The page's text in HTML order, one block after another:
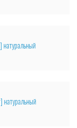
натуральный
натуральный